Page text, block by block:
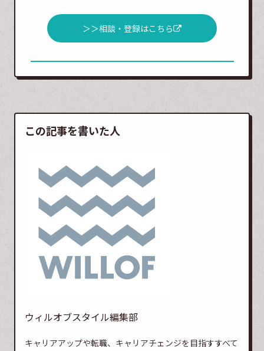
＞＞相談・登録はこちら
この記事を書いた人
ウィルオブスタイル編集部
キャリアアップや転職、キャリアチェンジを目指すすべて